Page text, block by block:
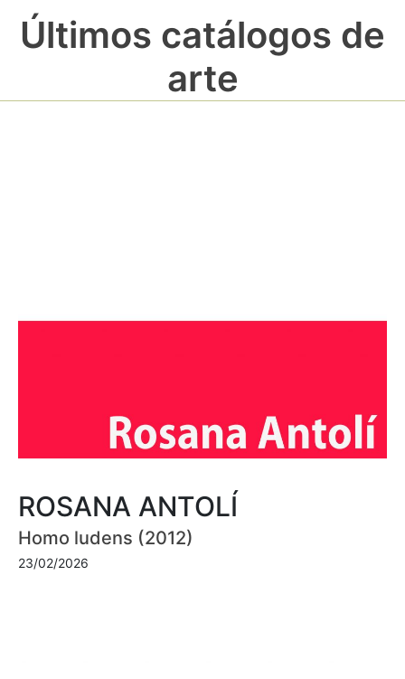
Últimos catálogos de
arte
ROSANA ANTOLÍ
Homo ludens (2012)
23/02/2026